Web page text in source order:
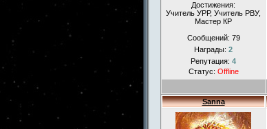
Достижения:
Учитель УРР, Учитель РВУ,
Мастер КР
Сообщений: 79
Награды: 2
Репутация: 4
Статус: Offline
Sanna